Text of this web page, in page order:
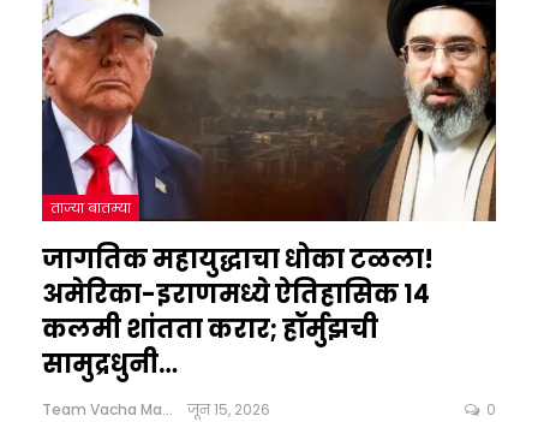
ताज्या बातम्या
जागतिक महायुद्धाचा धोका टळला!
अमेरिका-इराणमध्ये ऐतिहासिक १४
कलमी शांतता करार; हॉर्मुझची
सामुद्रधुनी…
Team Vacha Marathi जून 15, 2026 0